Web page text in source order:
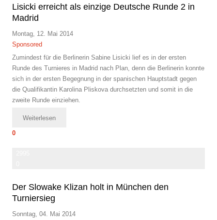
Lisicki erreicht als einzige Deutsche Runde 2 in
Madrid
Montag, 12. Mai 2014
Sponsored
Zumindest für die Berlinerin Sabine Lisicki lief es in der ersten
Runde des Turnieres in Madrid nach Plan, denn die Berlinerin konnte
sich in der ersten Begegnung in der spanischen Hauptstadt gegen
die Qualifikantin Karolina Pliskova durchsetzten und somit in die
zweite Runde einziehen.
Weiterlesen
0
Der Slowake Klizan holt in München den
Turniersieg
Sonntag, 04. Mai 2014